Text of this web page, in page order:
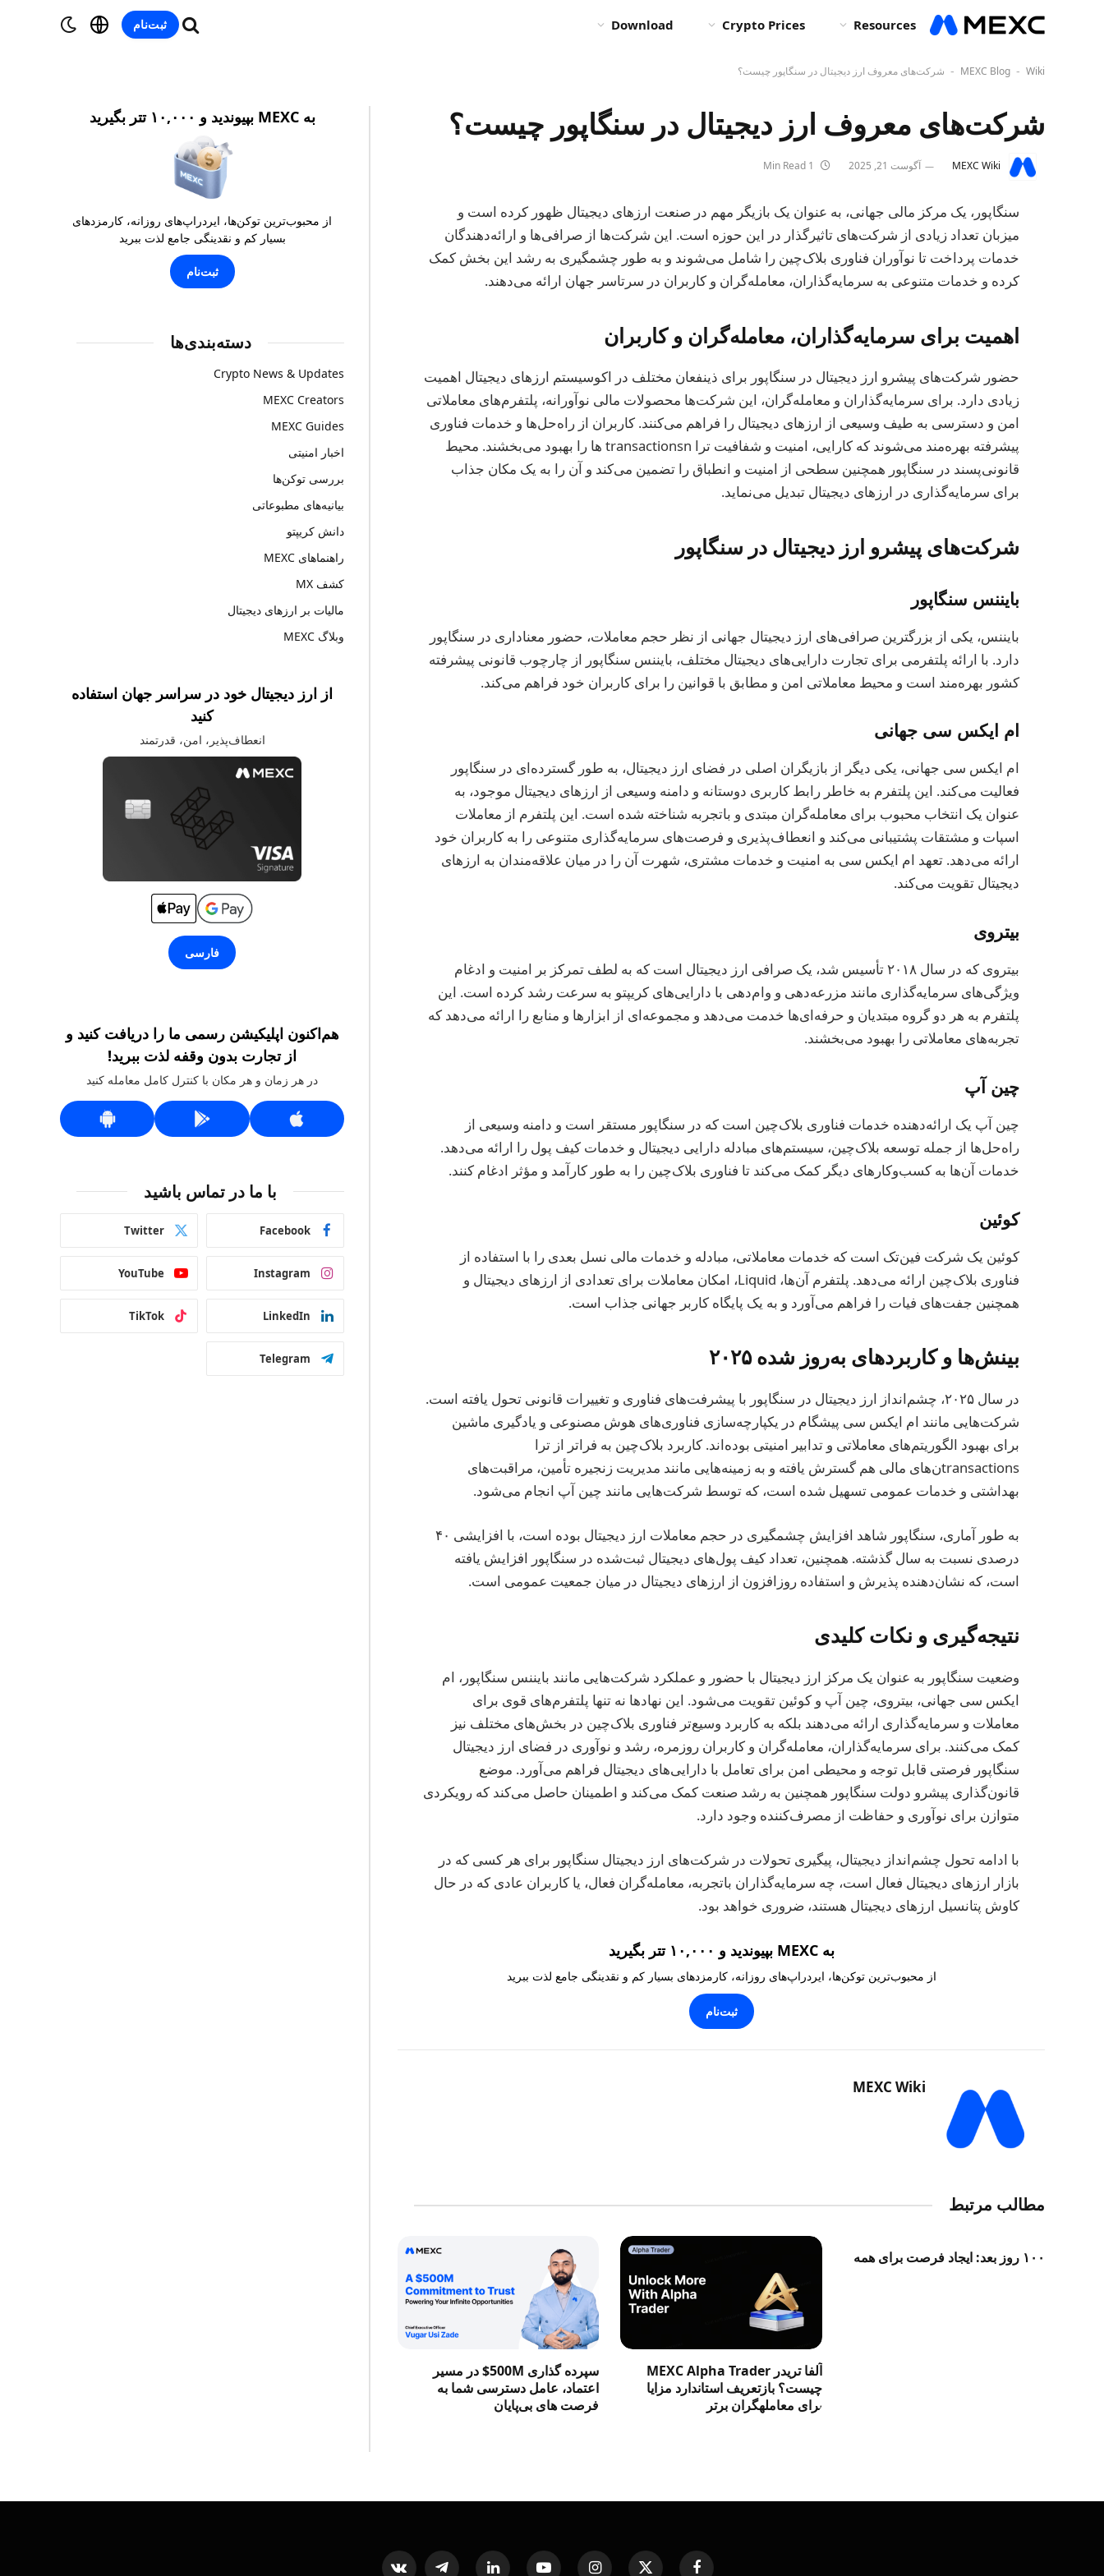
Resources
Crypto Prices
Download ثبت‌نام
MEXC Blog - Wiki
- شرکت‌های معروف ارز دیجیتال در سنگاپور چیست؟
شرکت‌های معروف ارز دیجیتال در سنگاپور چیست؟
MEXC Wiki آگوست 21, 2025
سنگاپور، یک مرکز مالی جهانی، به عنوان یک بازیگر مهم در صنعت ارزهای دیجیتال ظهور کرده است و
میزبان تعداد زیادی از شرکت‌های تاثیرگذار در این حوزه است. این شرکت‌ها از صرافی‌ها و ارائه‌دهندگان
خدمات پرداخت تا نوآوران فناوری بلاک‌چین را شامل می‌شوند و به طور چشمگیری به رشد این بخش کمک
کرده و خدمات متنوعی به سرمایه‌گذاران، معامله‌گران و کاربران در سرتاسر جهان ارائه می‌دهند.
اهمیت برای سرمایه‌گذاران، معامله‌گران و کاربران
حضور شرکت‌های پیشرو ارز دیجیتال در سنگاپور برای ذینفعان مختلف در اکوسیستم ارزهای دیجیتال اهمیت
زیادی دارد. برای سرمایه‌گذاران و معامله‌گران، این شرکت‌ها محصولات مالی نوآورانه، پلتفرم‌های معاملاتی
امن و دسترسی به طیف وسیعی از ارزهای دیجیتال را فراهم می‌کنند. کاربران از راه‌حل‌ها و خدمات فناوری
پیشرفته بهره‌مند می‌شوند که کارایی، امنیت و شفافیت ترا transactionsn ها را بهبود می‌بخشند. محیط
قانونی‌پسند در سنگاپور همچنین سطحی از امنیت و انطباق را تضمین می‌کند و آن را به یک مکان جذاب
برای سرمایه‌گذاری در ارزهای دیجیتال تبدیل می‌نماید.
شرکت‌های پیشرو ارز دیجیتال در سنگاپور
بایننس سنگاپور
بایننس، یکی از بزرگترین صرافی‌های ارز دیجیتال جهانی از نظر حجم معاملات، حضور معناداری در سنگاپور
دارد. با ارائه پلتفرمی برای تجارت دارایی‌های دیجیتال مختلف، بایننس سنگاپور از چارچوب قانونی پیشرفته
کشور بهره‌مند است و محیط معاملاتی امن و مطابق با قوانین را برای کاربران خود فراهم می‌کند.
ام ایکس سی جهانی
ام ایکس سی جهانی، یکی دیگر از بازیگران اصلی در فضای ارز دیجیتال، به طور گسترده‌ای در سنگاپور
فعالیت می‌کند. این پلتفرم به خاطر رابط کاربری دوستانه و دامنه وسیعی از ارزهای دیجیتال موجود، به
عنوان یک انتخاب محبوب برای معامله‌گران مبتدی و باتجربه شناخته شده است. این پلتفرم از معاملات
اسپات و مشتقات پشتیبانی می‌کند و انعطاف‌پذیری و فرصت‌های سرمایه‌گذاری متنوعی را به کاربران خود
ارائه می‌دهد. تعهد ام ایکس سی به امنیت و خدمات مشتری، شهرت آن را در میان علاقه‌مندان به ارزهای
دیجیتال تقویت می‌کند.
بیتروی
بیتروی که در سال ۲۰۱۸ تأسیس شد، یک صرافی ارز دیجیتال است که به لطف تمرکز بر امنیت و ادغام
ویژگی‌های سرمایه‌گذاری مانند مزرعه‌دهی و وام‌دهی با دارایی‌های کریپتو به سرعت رشد کرده است. این
پلتفرم به هر دو گروه مبتدیان و حرفه‌ای‌ها خدمت می‌دهد و مجموعه‌ای از ابزارها و منابع را ارائه می‌دهد که
تجربه‌های معاملاتی را بهبود می‌بخشند.
چین آپ
چین آپ یک ارائه‌دهنده خدمات فناوری بلاک‌چین است که در سنگاپور مستقر است و دامنه وسیعی از
راه‌حل‌ها از جمله توسعه بلاک‌چین، سیستم‌های مبادله دارایی دیجیتال و خدمات کیف پول را ارائه می‌دهد.
خدمات آن‌ها به کسب‌وکارهای دیگر کمک می‌کند تا فناوری بلاک‌چین را به طور کارآمد و مؤثر ادغام کنند.
کوئین
کوئین یک شرکت فین‌تک است که خدمات معاملاتی، مبادله و خدمات مالی نسل بعدی را با استفاده از
فناوری بلاک‌چین ارائه می‌دهد. پلتفرم آن‌ها، Liquid، امکان معاملات برای تعدادی از ارزهای دیجیتال و
همچنین جفت‌های فیات را فراهم می‌آورد و به یک پایگاه کاربر جهانی جذاب است.
بینش‌ها و کاربردهای به‌روز شده ۲۰۲۵
در سال ۲۰۲۵، چشم‌انداز ارز دیجیتال در سنگاپور با پیشرفت‌های فناوری و تغییرات قانونی تحول یافته است.
شرکت‌هایی مانند ام ایکس سی پیشگام در یکپارچه‌سازی فناوری‌های هوش مصنوعی و یادگیری ماشین
برای بهبود الگوریتم‌های معاملاتی و تدابیر امنیتی بوده‌اند. کاربرد بلاک‌چین به فراتر از ترا
transactionsن‌های مالی هم گسترش یافته و به زمینه‌هایی مانند مدیریت زنجیره تأمین، مراقبت‌های
بهداشتی و خدمات عمومی تسهیل شده است، که توسط شرکت‌هایی مانند چین آپ انجام می‌شود.
به طور آماری، سنگاپور شاهد افزایش چشمگیری در حجم معاملات ارز دیجیتال بوده است، با افزایشی ۴۰
درصدی نسبت به سال گذشته. همچنین، تعداد کیف پول‌های دیجیتال ثبت‌شده در سنگاپور افزایش یافته
است، که نشان‌دهنده پذیرش و استفاده روزافزون از ارزهای دیجیتال در میان جمعیت عمومی است.
نتیجه‌گیری و نکات کلیدی
وضعیت سنگاپور به عنوان یک مرکز ارز دیجیتال با حضور و عملکرد شرکت‌هایی مانند بایننس سنگاپور، ام
ایکس سی جهانی، بیتروی، چین آپ و کوئین تقویت می‌شود. این نهادها نه تنها پلتفرم‌های قوی برای
معاملات و سرمایه‌گذاری ارائه می‌دهند بلکه به کاربرد وسیع‌تر فناوری بلاک‌چین در بخش‌های مختلف نیز
کمک می‌کنند. برای سرمایه‌گذاران، معامله‌گران و کاربران روزمره، رشد و نوآوری در فضای ارز دیجیتال
سنگاپور فرصتی قابل توجه و محیطی امن برای تعامل با دارایی‌های دیجیتال فراهم می‌آورد. موضع
قانون‌گذاری پیشرو دولت سنگاپور همچنین به رشد صنعت کمک می‌کند و اطمینان حاصل می‌کند که رویکردی
متوازن برای نوآوری و حفاظت از مصرف‌کننده وجود دارد.
با ادامه تحول چشم‌انداز دیجیتال، پیگیری تحولات در شرکت‌های ارز دیجیتال سنگاپور برای هر کسی که در
بازار ارزهای دیجیتال فعال است، چه سرمایه‌گذاران باتجربه، معامله‌گران فعال، یا کاربران عادی که در حال
کاوش پتانسیل ارزهای دیجیتال هستند، ضروری خواهد بود.
به MEXC بپیوندید و ۱۰,۰۰۰ تتر بگیرید
از محبوب‌ترین توکن‌ها، ایردراپ‌های روزانه، کارمزدهای بسیار کم و نقدینگی جامع لذت ببرید
ثبت‌نام
MEXC Wiki
مطالب مرتبط
۱۰۰ روز بعد: ایجاد فرصت برای همه
آلفا تریدر MEXC Alpha Trader
چیست؟ بازتعریف استاندارد مزایا
برای معاملهگران برتر
سپرده گذاری 500M$ در مسیر
اعتماد، عامل دسترسی شما به
فرصت‌ های بی‌پایان
به MEXC بپیوندید و ۱۰,۰۰۰ تتر بگیرید
از محبوب‌ترین توکن‌ها، ایردراپ‌های روزانه، کارمزدهای
بسیار کم و نقدینگی جامع لذت ببرید
ثبت‌نام
دسته‌بندی‌ها
Crypto News & Updates
MEXC Creators
MEXC Guides
اخبار امنیتی
بررسی توکن‌ها
بیانیه‌های مطبوعاتی
دانش کریپتو
راهنماهای MEXC
کشف MX
مالیات بر ارزهای دیجیتال
وبلاگ MEXC
از ارز دیجیتال خود در سراسر جهان استفاده
کنید
انعطاف‌پذیر، امن، قدرتمند
فارسی
هم‌اکنون اپلیکیشن رسمی ما را دریافت کنید و
از تجارت بدون وقفه لذت ببرید!
در هر زمان و هر مکان با کنترل کامل معامله کنید
با ما در تماس باشید
Facebook
Twitter
Instagram
YouTube
LinkedIn
TikTok
Telegram